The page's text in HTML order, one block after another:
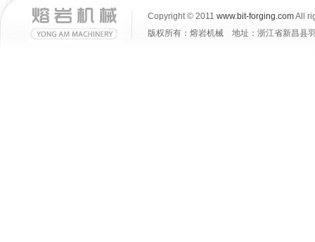
Copyright © 2011 www.bit-forging.comAll
版权所有：熔岩机械 地址：浙江省新昌